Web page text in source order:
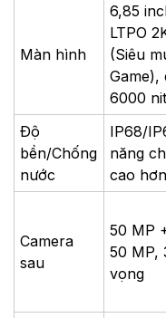
Màn hình
6,85
LTPO
(Siêu
Game),
6000
Độ
bền/Chống
nước
IP68/
năng
cao
Camera
sau
50 MP
50 MP,
vọng